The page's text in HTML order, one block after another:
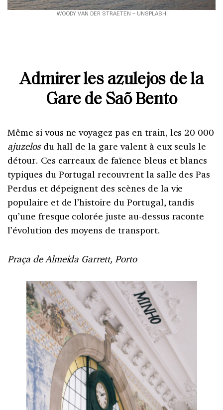
WOODY VAN DER STRAETEN – UNSPLASH
Admirer les azulejos de la
Gare de Saõ Bento
Même si vous ne voyagez pas en train, les 20 000
ajuzelosdu hall de la gare valent à eux seuls le
détour. Ces carreaux de faïence bleus et blancs
typiques du Portugal recouvrent la salle des Pas
Perdus et dépeignent des scènes de la vie
populaire et de l’histoire du Portugal, tandis
qu’une fresque colorée juste au-dessus raconte
l’évolution des moyens de transport.
Praça de Almeida Garrett, Porto